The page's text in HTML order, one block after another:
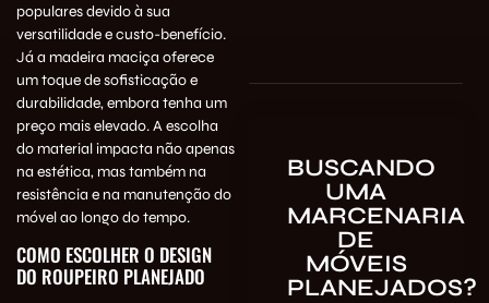
populares devido à sua
versatilidade e custo-benefício.
Já a madeira maciça oferece
um toque de sofisticação e
durabilidade, embora tenha um
preço mais elevado. A escolha
do material impacta não apenas
na estética, mas também na
resistência e na manutenção do
móvel ao longo do tempo.
COMO ESCOLHER O DESIGN
DO ROUPEIRO PLANEJADO
BUSCANDO
UMA
MARCENARIA
DE
MÓVEIS
PLANEJADOS?